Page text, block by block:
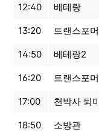
12:40 베테랑
13:20 트랜스포
14:50 베테랑2
16:20 트랜스포
17:00 천박사 퇴
18:50 소방관